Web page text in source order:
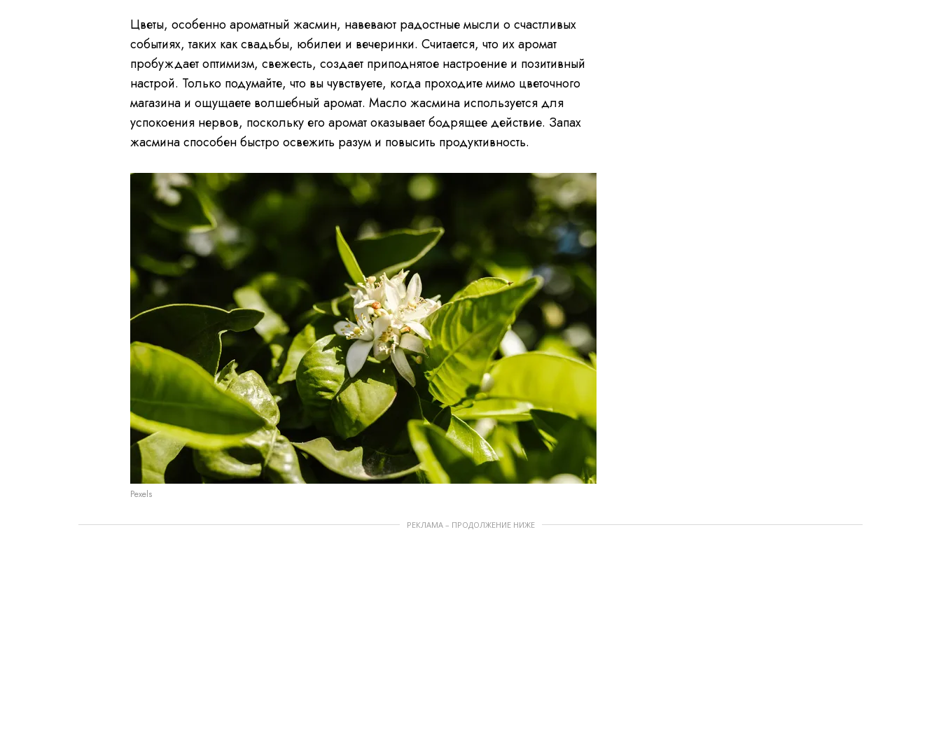
Цветы, особенно ароматный жасмин, навевают радостные мысли о счастливых
событиях, таких как свадьбы, юбилеи и вечеринки. Считается, что их аромат
пробуждает оптимизм, свежесть, создает приподнятое настроение и позитивный
настрой. Только подумайте, что вы чувствуете, когда проходите мимо цветочного
магазина и ощущаете волшебный аромат. Масло жасмина используется для
успокоения нервов, поскольку его аромат оказывает бодрящее действие. Запах
жасмина способен быстро освежить разум и повысить продуктивность.
Pexels
РЕКЛАМА – ПРОДОЛЖЕНИЕ НИЖЕ